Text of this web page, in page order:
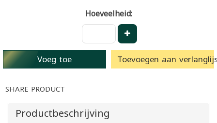
Hoeveelheid:
Voeg toe Toevoegen aan
SHARE PRODUCT
Productbeschrijving